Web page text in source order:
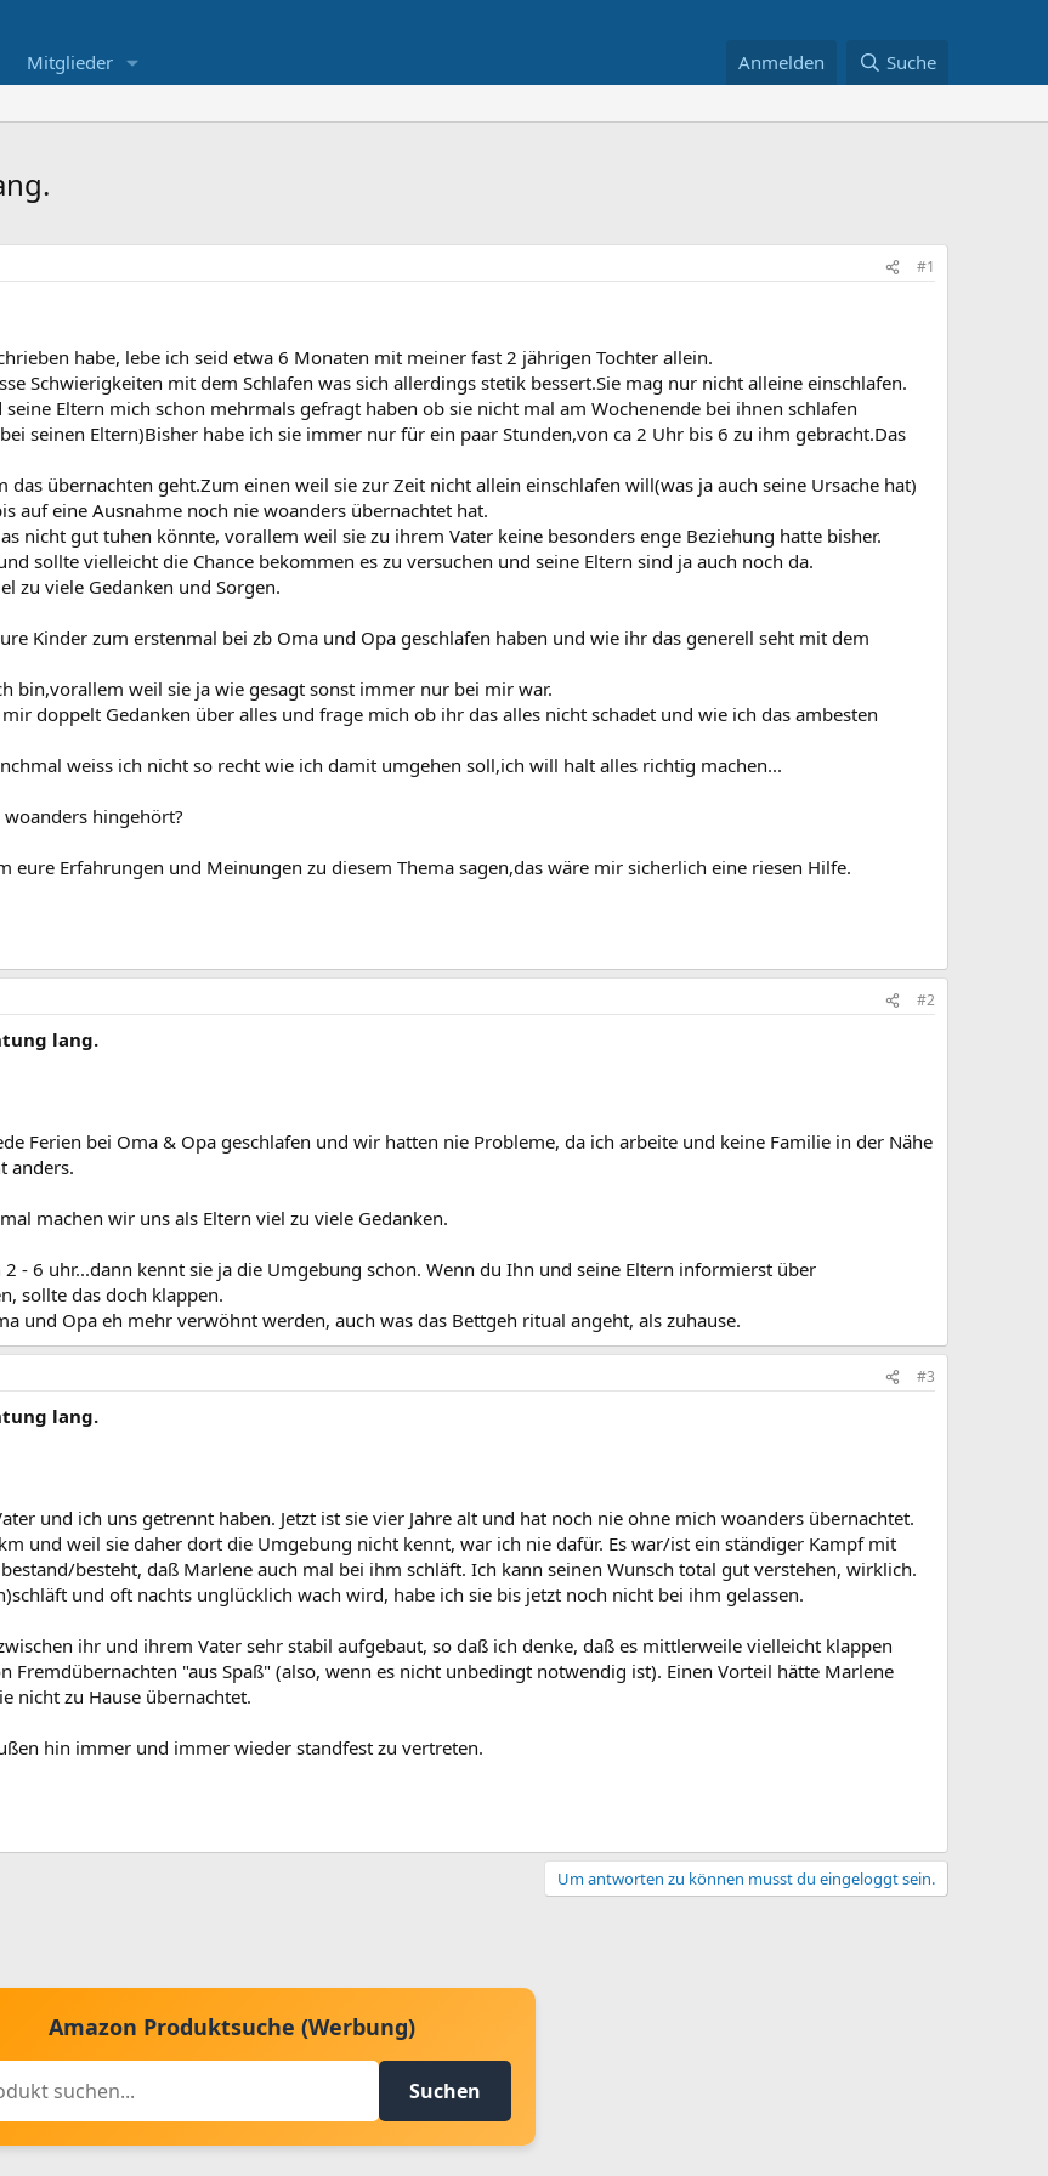
Mitglieder Anmelden Suche
#1
habe, lebe ich seid etwa 6 Monaten mit meiner fast 2 jährigen Tochter allein.
Schwierigkeiten mit dem Schlafen was sich allerdings stetik bessert.Sie mag nur nicht alleine einschlafen.
seine Eltern mich schon mehrmals gefragt haben ob sie nicht mal am Wochenende bei ihnen schlafen
seinen Eltern)Bisher habe ich sie immer nur für ein paar Stunden,von ca 2 Uhr bis 6 zu ihm gebracht.Das
das übernachten geht.Zum einen weil sie zur Zeit nicht allein einschlafen will(was ja auch seine Ursache hat)
auf eine Ausnahme noch nie woanders übernachtet hat.
nicht gut tuhen könnte, vorallem weil sie zu ihrem Vater keine besonders enge Beziehung hatte bisher.
sollte vielleicht die Chance bekommen es zu versuchen und seine Eltern sind ja auch noch da.
zu viele Gedanken und Sorgen.
Kinder zum erstenmal bei zb Oma und Opa geschlafen haben und wie ihr das generell seht mit dem
bin,vorallem weil sie ja wie gesagt sonst immer nur bei mir war.
doppelt Gedanken über alles und frage mich ob ihr das alles nicht schadet und wie ich das ambesten
weiss ich nicht so recht wie ich damit umgehen soll,ich will halt alles richtig machen...
woanders hingehört?
Erfahrungen und Meinungen zu diesem Thema sagen,das wäre mir sicherlich eine riesen Hilfe.
#2
lang.
Ferien bei Oma & Opa geschlafen und wir hatten nie Probleme, da ich arbeite und keine Familie in der Nähe
anders.
machen wir uns als Eltern viel zu viele Gedanken.
- 6 uhr...dann kennt sie ja die Umgebung schon. Wenn du Ihn und seine Eltern informierst über
sollte das doch klappen.
und Opa eh mehr verwöhnt werden, auch was das Bettgeh ritual angeht, als zuhause.
#3
lang.
und ich uns getrennt haben. Jetzt ist sie vier Jahre alt und hat noch nie ohne mich woanders übernachtet.
und weil sie daher dort die Umgebung nicht kennt, war ich nie dafür. Es war/ist ein ständiger Kampf mit
besteht, daß Marlene auch mal bei ihm schläft. Ich kann seinen Wunsch total gut verstehen, wirklich.
und oft nachts unglücklich wach wird, habe ich sie bis jetzt noch nicht bei ihm gelassen.
ihr und ihrem Vater sehr stabil aufgebaut, so daß ich denke, daß es mittlerweile vielleicht klappen
Fremdübernachten "aus Spaß" (also, wenn es nicht unbedingt notwendig ist). Einen Vorteil hätte Marlene
nicht zu Hause übernachtet.
hin immer und immer wieder standfest zu vertreten.
Um antworten zu können musst du eingeloggt sein.
Amazon Produktsuche (Werbung)
Suchen